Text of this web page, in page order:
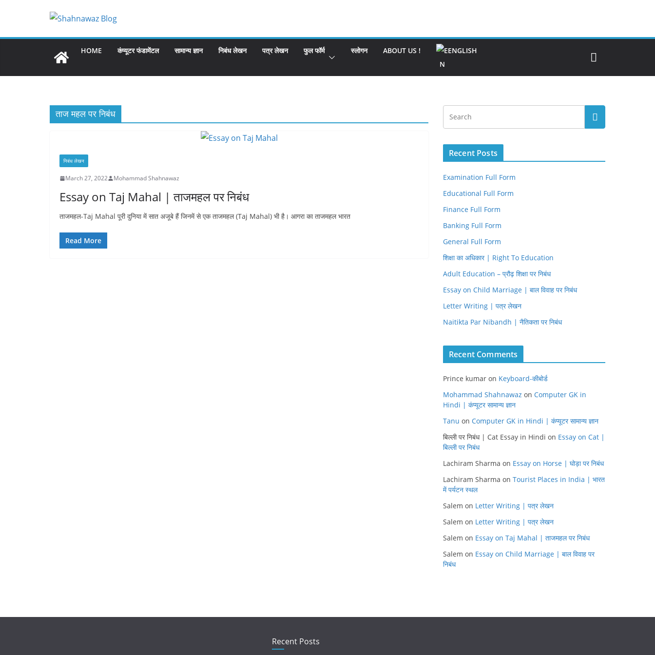
HOME कंप्यूटर फंडामेंटल सामान्य ज्ञान निबंध लेखन पत्र लेखन फुल फॉर्म स्लोगन ABOUT US ! ENGLISH
ताज महल पर निबंध
निबंध लेखन
March 27, 2022 Mohammad Shahnawaz
Essay on Taj Mahal | ताजमहल पर निबंध
ताजमहल-Taj Mahal पूरी दुनिया में सात अजूबे हैं जिनमें से एक ताजमहल (Taj Mahal) भी है। आगरा का ताजमहल भारत
Read More
Recent Posts
Examination Full Form
Educational Full Form
Finance Full Form
Banking Full Form
General Full Form
शिक्षा का अधिकार | Right To Education
Adult Education – प्रौढ़ शिक्षा पर निबंध
Essay on Child Marriage | बाल विवाह पर निबंध
Letter Writing | पत्र लेखन
Naitikta Par Nibandh | नैतिकता पर निबंध
Recent Comments
Prince kumar on Keyboard-कीबोर्ड
Mohammad Shahnawaz on Computer GK in
Hindi | कंप्यूटर सामान्य ज्ञान
Tanu on Computer GK in Hindi | कंप्यूटर सामान्य ज्ञान
बिल्ली पर निबंध | Cat Essay in Hindi on Essay on Cat |
बिल्ली पर निबंध
Lachiram Sharma on Essay on Horse | घोड़ा पर निबंध
Lachiram Sharma on Tourist Places in India | भारत
में पर्यटन स्थल
Salem on Letter Writing | पत्र लेखन
Salem on Letter Writing | पत्र लेखन
Salem on Essay on Taj Mahal | ताजमहल पर निबंध
Salem on Essay on Child Marriage | बाल विवाह पर
निबंध
Recent Posts